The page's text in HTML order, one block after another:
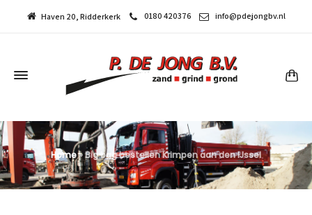
Haven 20, Ridderkerk 0180 420376 info@pdejongbv.nl
Home»Big bag bestellen Krimpen aan den IJssel